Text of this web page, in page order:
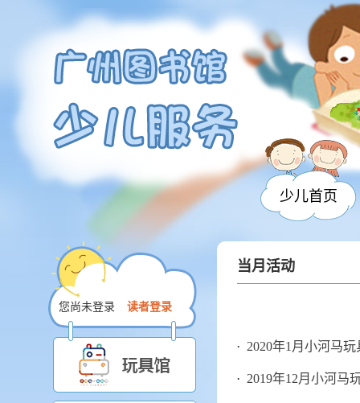
少儿首页
您尚未登录 读者登录
当月活动
2020年1月小河马
2019年12月小河马